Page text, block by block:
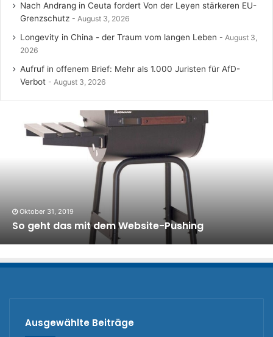
Nach Andrang in Ceuta fordert Von der Leyen stärkeren EU-
Grenzschutz
August 3, 2026
Longevity in China - der Traum vom langen Leben
August 3,
2026
Aufruf in offenem Brief: Mehr als 1.000 Juristen für AfD-
Verbot
August 3, 2026
Oktober 31, 2019
So geht das mit dem Website-Pushing
Ausgewählte Beiträge